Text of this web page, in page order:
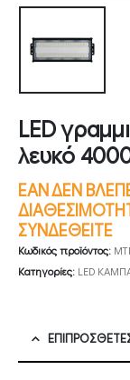
LED
λευκό
ΕΑΝ ΔΕΝ
ΣΥΝΔΕΘΕΙΤΕ
Κωδικός προϊόντος:
Κατηγορίες: LED